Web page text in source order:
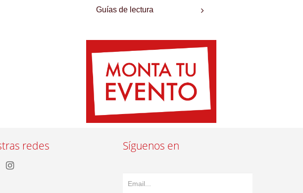
Guías de lectura
redes Síguenos en